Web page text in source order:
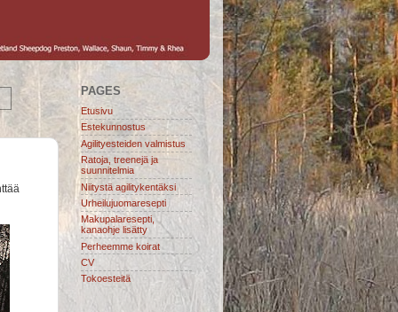
PAGES
Etusivu
Estekunnostus
Agilityesteiden valmistus
Ratoja, treenejä ja
suunnitelmia
Niitystä agilitykentäksi
Urheilujuomaresepti
Makupalaresepti,
kanaohje lisätty
Perheemme koirat
CV
Tokoesteitä